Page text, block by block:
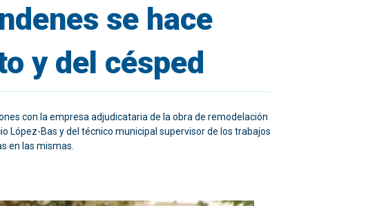
se hace
y del césped
con la empresa adjudicataria de la obra de remodelación
López-Bas y del técnico municipal supervisor de los trabajos
en las mismas.